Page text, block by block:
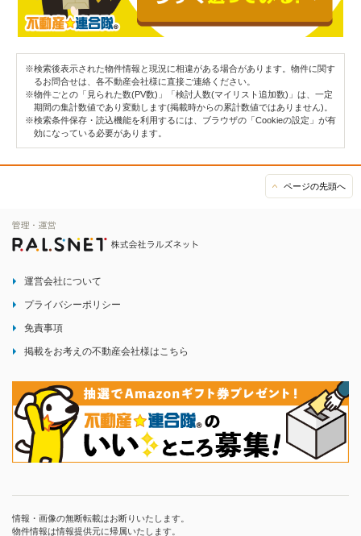
※検索後表示された物件情報と現況に相違がある場合があります。物件に関す
るお問合せは、各不動産会社様に直接ご連絡ください。
※物件ごとの「見られた数(PV数)」「検討人数(マイリスト追加数)」は、一定
期間の集計数値であり変動します(掲載時からの累計数値ではありません)。
※検索条件保存・読込機能を利用するには、ブラウザの「Cookieの設定」が有
効になっている必要があります。
ページの先頭へ
運営会社について
プライバシーポリシー
免責事項
掲載をお考えの不動産会社様はこちら
情報・画像の無断転載はお断りいたします。
物件情報は情報提供元に帰属いたします。